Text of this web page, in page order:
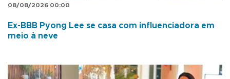
08/08/2026 00:00
Ex-BBB Pyong Lee se casa com influenciadora em
meio à neve